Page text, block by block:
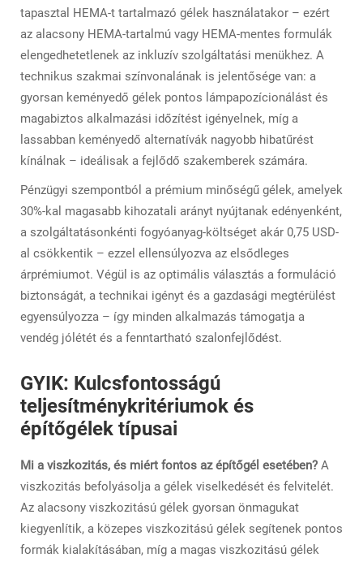
tapasztal HEMA-t tartalmazó gélek használatakor – ezért
az alacsony HEMA-tartalmú vagy HEMA-mentes formulák
elengedhetetlenek az inkluzív szolgáltatási menükhez. A
technikus szakmai színvonalának is jelentősége van: a
gyorsan keményedő gélek pontos lámpapozícionálást és
magabiztos alkalmazási időzítést igényelnek, míg a
lassabban keményedő alternatívák nagyobb hibatűrést
kínálnak – ideálisak a fejlődő szakemberek számára.
Pénzügyi szempontból a prémium minőségű gélek, amelyek
30%-kal magasabb kihozatali arányt nyújtanak edényenként,
a szolgáltatásonkénti fogyóanyag-költséget akár 0,75 USD-
al csökkentik – ezzel ellensúlyozva az elsődleges
árprémiumot. Végül is az optimális választás a formuláció
biztonságát, a technikai igényt és a gazdasági megtérülést
egyensúlyozza – így minden alkalmazás támogatja a
vendég jólétét és a fenntartható szalonfejlődést.
GYIK: Kulcsfontosságú
teljesítménykritériumok és
építőgélek típusai
Mi a viszkozitás, és miért fontos az építőgél esetében? A
viszkozitás befolyásolja a gélek viselkedését és felvitelét.
Az alacsony viszkozitású gélek gyorsan önmagukat
kiegyenlítik, a közepes viszkozitású gélek segítenek pontos
formák kialakításában, míg a magas viszkozitású gélek